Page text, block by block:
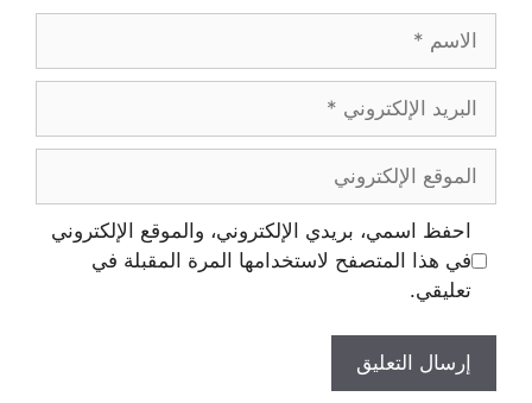
الإلكتروني
الإلكتروني
احفظ اسمي، بريدي الإلكتروني، والموقع الإلكتروني
في هذا المتصفح لاستخدامها المرة المقبلة في
تعليقي.